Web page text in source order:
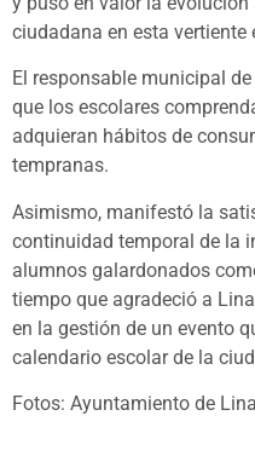
ciudadana en esta vertiente
El responsable municipal
que los escolares
adquieran hábitos de
tempranas.
Asimismo, manifestó la
continuidad temporal de la
alumnos galardonados
tiempo que agradeció a
en la gestión de un evento
calendario escolar de la
Fotos: Ayuntamiento de